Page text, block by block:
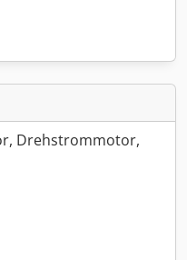
Drehstrommotor,